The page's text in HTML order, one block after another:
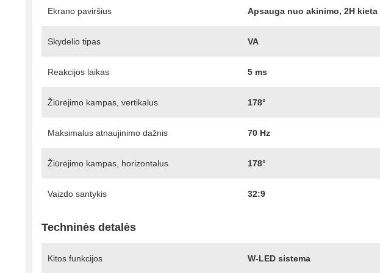
Ekrano paviršius Apsauga nuo akinimo, 2H kieta
Skydelio tipas VA
Reakcijos laikas 5 ms
Žiūrėjimo kampas, vertikalus 178°
Maksimalus atnaujinimo dažnis 70 Hz
Žiūrėjimo kampas, horizontalus 178°
Vaizdo santykis 32:9
Techninės detalės
Kitos funkcijos W-LED sistema